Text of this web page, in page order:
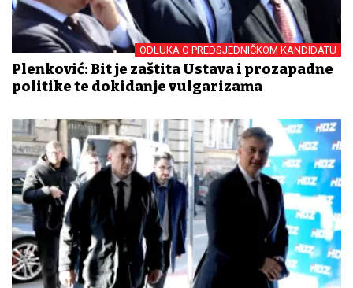
ODLUKA O PREDSJEDNIČKOM KANDIDATU
Plenković: Bit je zaštita Ustava i prozapadne
politike te dokidanje vulgarizama